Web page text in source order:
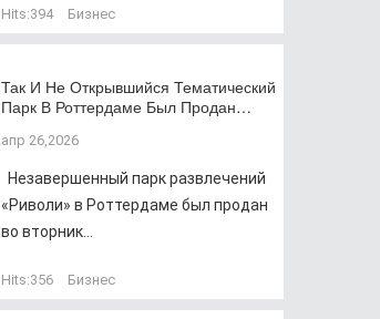
Hits:394 Бизнес
Так И Не Открывшийся Тематический
Парк В Роттердаме Был Продан…
апр 26,2026
Незавершенный парк развлечений
«Риволи» в Роттердаме был продан
во вторник...
Hits:356 Бизнес